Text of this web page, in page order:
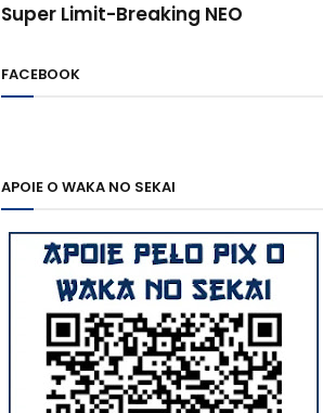
Super Limit-Breaking NEO
FACEBOOK
APOIE O WAKA NO SEKAI